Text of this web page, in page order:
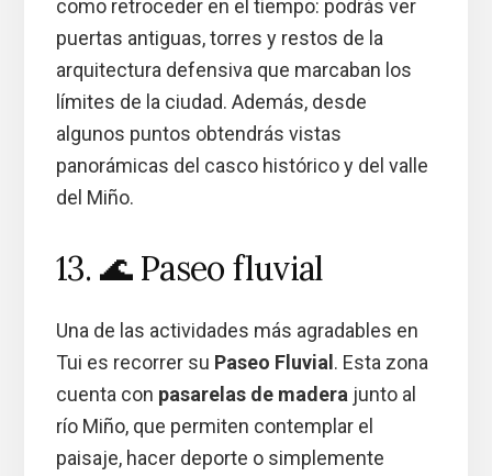
como retroceder en el tiempo: podrás ver
puertas antiguas, torres y restos de la
arquitectura defensiva que marcaban los
límites de la ciudad. Además, desde
algunos puntos obtendrás vistas
panorámicas del casco histórico y del valle
del Miño.
13. 🌊 Paseo fluvial
Una de las actividades más agradables en
Tui es recorrer su Paseo Fluvial. Esta zona
cuenta con pasarelas de madera junto al
río Miño, que permiten contemplar el
paisaje, hacer deporte o simplemente